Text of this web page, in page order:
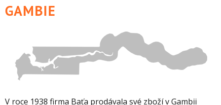
GAMBIE
V roce 1938 firma Baťa prodávala své zboží v Gambii